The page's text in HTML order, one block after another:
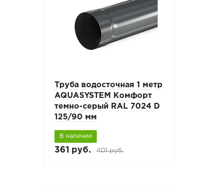
Труба водосточная 1 метр
AQUASYSTEM Комфорт
темно-серый RAL 7024 D
125/90 мм
В наличии
361 руб. 401 руб.